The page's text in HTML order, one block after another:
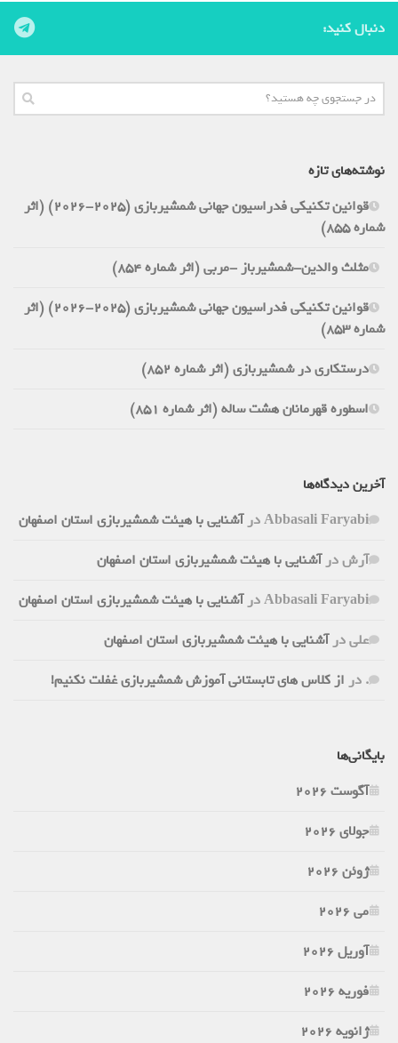
دنبال کنید:
نوشته‌های تازه
قوانین تکنیکی فدراسیون جهانی شمشیربازی (2025-2026) (اثر
شماره 855)
مثلث والدین-شمشیرباز -مربی (اثر شماره 854)
قوانین تکنیکی فدراسیون جهانی شمشیربازی (2025-2026) (اثر
شماره 853)
درستکاری در شمشیربازی (اثر شماره 852)
اسطوره قهرمانان هشت ساله (اثر شماره 851)
آخرین دیدگاه‌ها
Abbasali Faryabiدرآشنایی با هیئت شمشیربازی استان اصفهان
آرشدرآشنایی با هیئت شمشیربازی استان اصفهان
Abbasali Faryabiدرآشنایی با هیئت شمشیربازی استان اصفهان
علیدرآشنایی با هیئت شمشیربازی استان اصفهان
.دراز کلاس های تابستانی آموزش شمشیربازی غفلت نکنیم!
بایگانی‌ها
آگوست 2026
جولای 2026
ژوئن 2026
می 2026
آوریل 2026
فوریه 2026
ژانویه 2026